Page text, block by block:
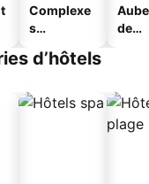
Complexe
s
s
de
d’hôtels